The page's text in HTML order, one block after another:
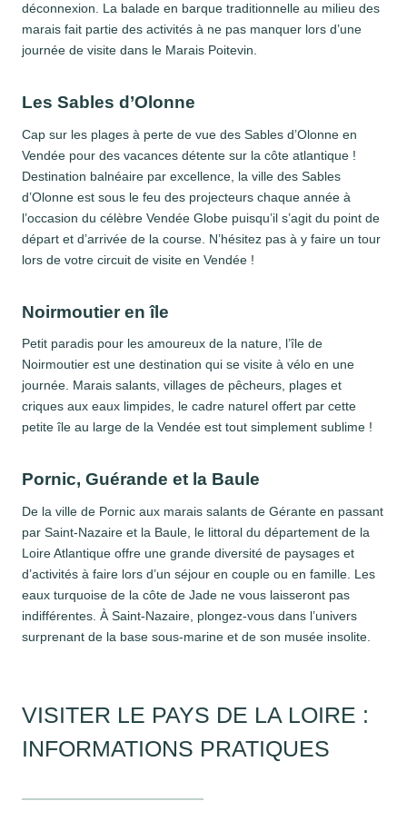
déconnexion. La balade en barque traditionnelle au milieu des
marais fait partie des activités à ne pas manquer lors d’une
journée de visite dans le Marais Poitevin.
Les Sables d’Olonne
Cap sur les plages à perte de vue des Sables d’Olonne en
Vendée pour des vacances détente sur la côte atlantique !
Destination balnéaire par excellence, la ville des Sables
d’Olonne est sous le feu des projecteurs chaque année à
l’occasion du célèbre Vendée Globe puisqu’il s’agit du point de
départ et d’arrivée de la course. N’hésitez pas à y faire un tour
lors de votre circuit de visite en Vendée !
Noirmoutier en île
Petit paradis pour les amoureux de la nature, l’île de
Noirmoutier est une destination qui se visite à vélo en une
journée. Marais salants, villages de pêcheurs, plages et
criques aux eaux limpides, le cadre naturel offert par cette
petite île au large de la Vendée est tout simplement sublime !
Pornic, Guérande et la Baule
De la ville de Pornic aux marais salants de Gérante en passant
par Saint-Nazaire et la Baule, le littoral du département de la
Loire Atlantique offre une grande diversité de paysages et
d’activités à faire lors d’un séjour en couple ou en famille. Les
eaux turquoise de la côte de Jade ne vous laisseront pas
indifférentes. À Saint-Nazaire, plongez-vous dans l’univers
surprenant de la base sous-marine et de son musée insolite.
VISITER LE PAYS DE LA LOIRE :
INFORMATIONS PRATIQUES